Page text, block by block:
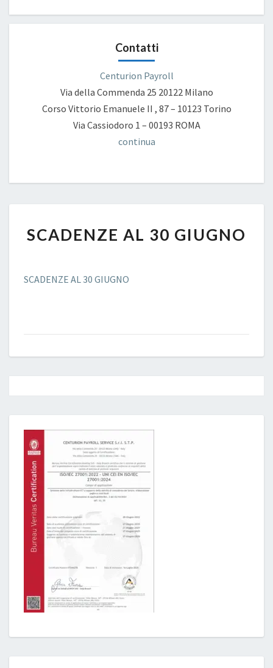
Contatti
Centurion Payroll
Via della Commenda 25 20122 Milano
Corso Vittorio Emanuele II , 87 – 10123 Torino
Via Cassiodoro 1 – 00193 ROMA
continua
SCADENZE AL 30 GIUGNO
SCADENZE AL 30 GIUGNO
navigation